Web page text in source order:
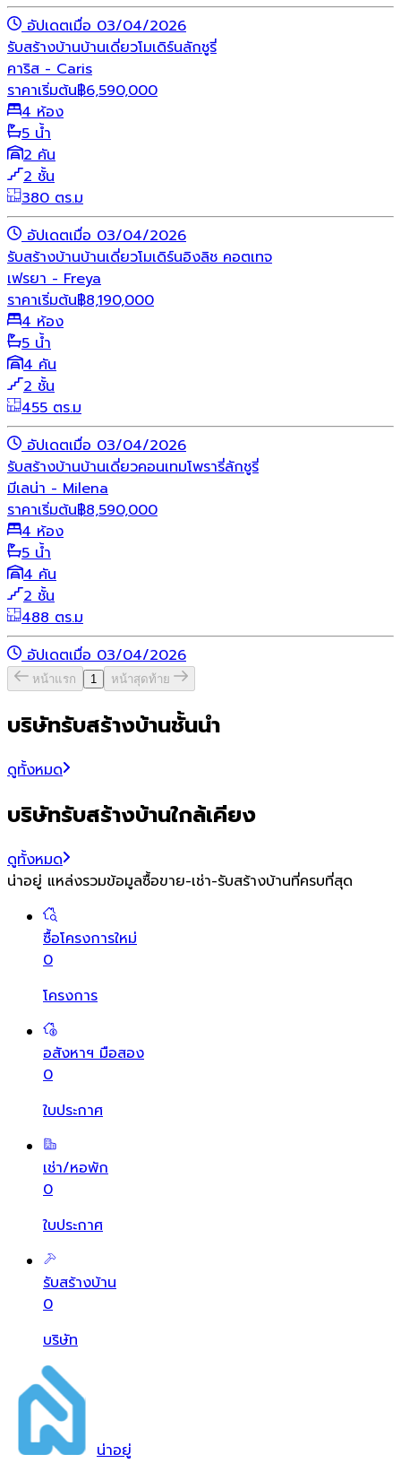
อัปเดตเมื่อ 03/04/2026
รับสร้างบ้านบ้านเดี่ยวโมเดิร์นลักชูรี่
คาริส - Caris
ราคาเริ่มต้น฿6,590,000
4 ห้อง
5 น้ำ
2 คัน
2 ชั้น
380 ตร.ม
อัปเดตเมื่อ 03/04/2026
รับสร้างบ้านบ้านเดี่ยวโมเดิร์นอิงลิช คอตเทจ
เฟรยา - Freya
ราคาเริ่มต้น฿8,190,000
4 ห้อง
5 น้ำ
4 คัน
2 ชั้น
455 ตร.ม
อัปเดตเมื่อ 03/04/2026
รับสร้างบ้านบ้านเดี่ยวคอนเทมโพรารี่ลักชูรี่
มีเลน่า - Milena
ราคาเริ่มต้น฿8,590,000
4 ห้อง
5 น้ำ
4 คัน
2 ชั้น
488 ตร.ม
อัปเดตเมื่อ 03/04/2026
หน้าแรก 1 หน้าสุดท้าย
บริษัทรับสร้างบ้านชั้นนำ
ดูทั้งหมด
บริษัทรับสร้างบ้านใกล้เคียง
ดูทั้งหมด
น่าอยู่ แหล่งรวมข้อมูลซื้อขาย-เช่า-รับสร้างบ้านที่ครบที่สุด
ซื้อโครงการใหม่
0
โครงการ
อสังหาฯ มือสอง
0
ใบประกาศ
เช่า/หอพัก
0
ใบประกาศ
รับสร้างบ้าน
0
บริษัท
น่าอยู่